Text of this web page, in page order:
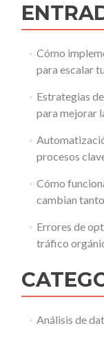
Cómo
para escalar
Estrategias
para mejorar
procesos
Cómo
cambian tanto
Errores de
tráfico
Análisis de